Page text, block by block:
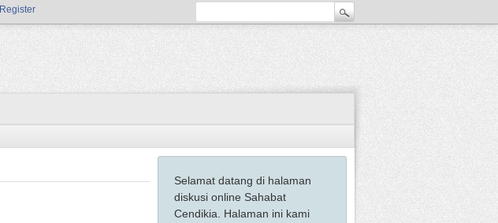
Register
Selamat datang di halaman
diskusi online Sahabat
Cendikia. Halaman ini kami